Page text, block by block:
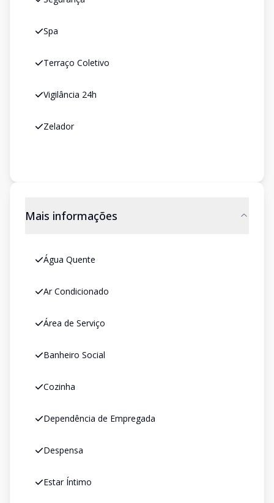
Spa
Terraço Coletivo
Vigilância 24h
Zelador
Mais informações
Água Quente
Ar Condicionado
Área de Serviço
Banheiro Social
Cozinha
Dependência de Empregada
Despensa
Estar Íntimo